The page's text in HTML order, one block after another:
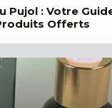
Pujol : Votre
Offerts